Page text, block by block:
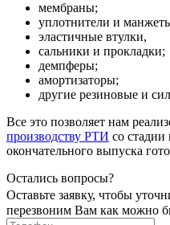
мембраны;
уплотнители и
эластичные втулки,
сальники и прокладки;
демпферы;
амортизаторы;
другие резиновые и
Все это позволяет нам
производству РТИ со стадии
окончательного выпуска
Остались вопросы?
Оставьте заявку, чтобы
перезвоним Вам как можно